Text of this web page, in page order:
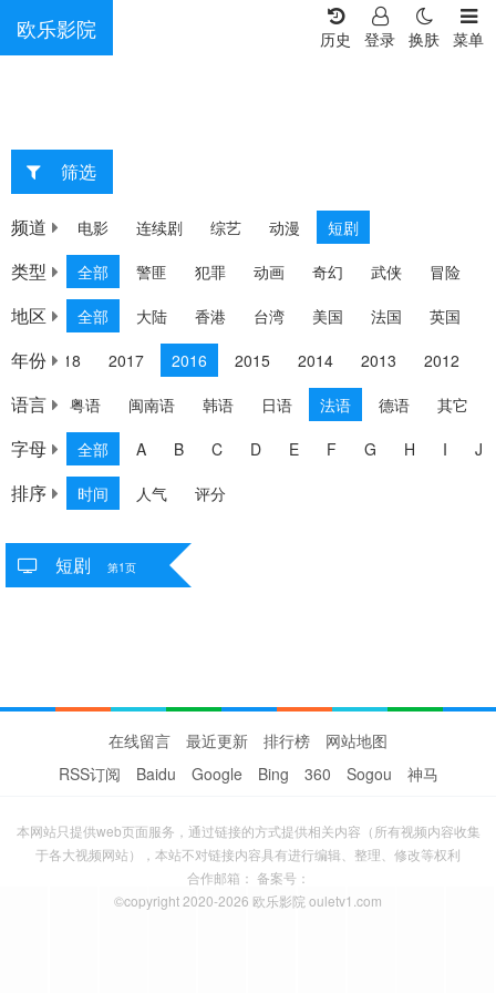
欧乐影院 菜单
换肤
登录
历史
筛选
频道 电影 连续剧 综艺 动漫 短剧
类型 全部 警匪 犯罪 动画 奇幻 武侠 冒险
地区 全部 大陆 香港 台湾 美国 法国 英国
年份2018 2017 2016 2015 2014 2013 2012
语言
英语 粤语 闽南语 韩语 日语 法语 德语 其它
字母 全部 A B C D E F G H I J
排序 时间 人气 评分
短剧 第1页
在线留言 最近更新 排行榜
网站地图
RSS订阅
Baidu Google Bing 360 Sogou 神马
本网站只提供web页面服务，通过链接的方式提供相关内容（所有视频内容收集
于各大视频网站），本站不对链接内容具有进行编辑、整理、修改等权利
合作邮箱： 备案号：
©copyright 2020-2026 欧乐影院 ouletv1.com